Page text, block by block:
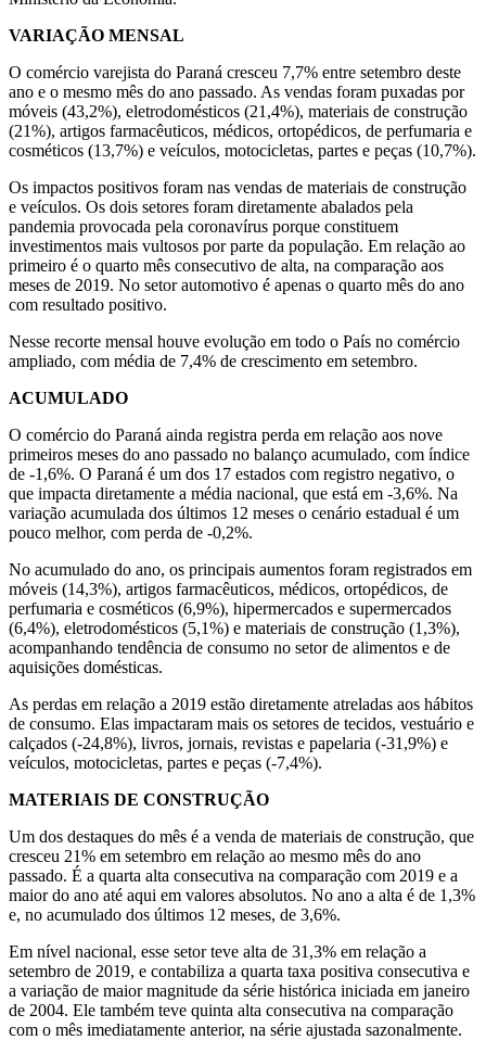
VARIAÇÃO MENSAL
O comércio varejista do Paraná cresceu 7,7% entre setembro deste
ano e o mesmo mês do ano passado. As vendas foram puxadas por
móveis (43,2%), eletrodomésticos (21,4%), materiais de construção
(21%), artigos farmacêuticos, médicos, ortopédicos, de perfumaria e
cosméticos (13,7%) e veículos, motocicletas, partes e peças (10,7%).
Os impactos positivos foram nas vendas de materiais de construção
e veículos. Os dois setores foram diretamente abalados pela
pandemia provocada pela coronavírus porque constituem
investimentos mais vultosos por parte da população. Em relação ao
primeiro é o quarto mês consecutivo de alta, na comparação aos
meses de 2019. No setor automotivo é apenas o quarto mês do ano
com resultado positivo.
Nesse recorte mensal houve evolução em todo o País no comércio
ampliado, com média de 7,4% de crescimento em setembro.
ACUMULADO
O comércio do Paraná ainda registra perda em relação aos nove
primeiros meses do ano passado no balanço acumulado, com índice
de -1,6%. O Paraná é um dos 17 estados com registro negativo, o
que impacta diretamente a média nacional, que está em -3,6%. Na
variação acumulada dos últimos 12 meses o cenário estadual é um
pouco melhor, com perda de -0,2%.
No acumulado do ano, os principais aumentos foram registrados em
móveis (14,3%), artigos farmacêuticos, médicos, ortopédicos, de
perfumaria e cosméticos (6,9%), hipermercados e supermercados
(6,4%), eletrodomésticos (5,1%) e materiais de construção (1,3%),
acompanhando tendência de consumo no setor de alimentos e de
aquisições domésticas.
As perdas em relação a 2019 estão diretamente atreladas aos hábitos
de consumo. Elas impactaram mais os setores de tecidos, vestuário e
calçados (-24,8%), livros, jornais, revistas e papelaria (-31,9%) e
veículos, motocicletas, partes e peças (-7,4%).
MATERIAIS DE CONSTRUÇÃO
Um dos destaques do mês é a venda de materiais de construção, que
cresceu 21% em setembro em relação ao mesmo mês do ano
passado. É a quarta alta consecutiva na comparação com 2019 e a
maior do ano até aqui em valores absolutos. No ano a alta é de 1,3%
e, no acumulado dos últimos 12 meses, de 3,6%.
Em nível nacional, esse setor teve alta de 31,3% em relação a
setembro de 2019, e contabiliza a quarta taxa positiva consecutiva e
a variação de maior magnitude da série histórica iniciada em janeiro
de 2004. Ele também teve quinta alta consecutiva na comparação
com o mês imediatamente anterior, na série ajustada sazonalmente.